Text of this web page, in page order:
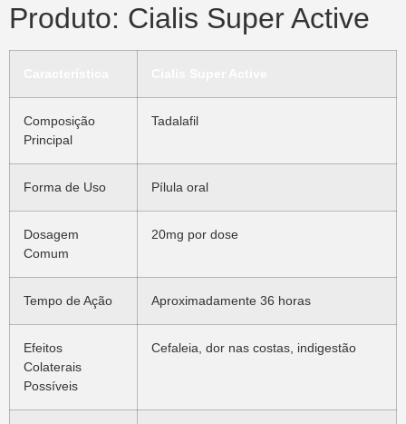
Produto: Cialis Super Active
Composição
Principal
Tadalafil
Forma de Uso Pílula oral
Dosagem
Comum
20mg por dose
Tempo de Ação Aproximadamente 36 horas
Efeitos
Colaterais
Possíveis
Cefaleia, dor nas costas, indigestão